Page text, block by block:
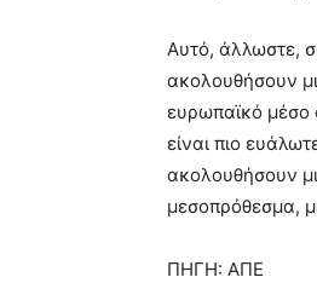
Αυτό, άλλωστε,
ακολουθήσουν
ευρωπαϊκό μέσο
είναι πιο
ακολουθήσουν
μεσοπρόθεσμα,
ΠΗΓΗ: ΑΠΕ